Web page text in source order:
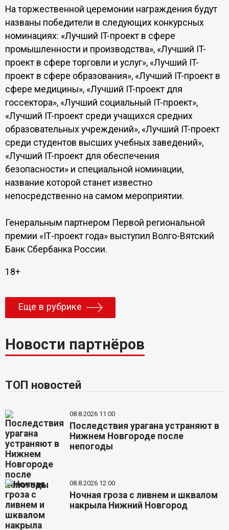
На торжественной церемонии награждения будут
названы победители в следующих конкурсных
номинациях: «Лучший IT-проект в сфере
промышленности и производства», «Лучший IT-
проект в сфере торговли и услуг», «Лучший IT-
проект в сфере образования», «Лучший IT-проект в
сфере медицины», «Лучший IT-проект для
госсектора», «Лучший социальный IT-проект»,
«Лучший IT-проект среди учащихся средних
образовательных учреждений», «Лучший IT-проект
среди студентов высших учебных заведений»,
«Лучший IT-проект для обеспечения
безопасности» и специальной номинации,
название которой станет известно
непосредственно на самом мероприятии.
Генеральным партнером Первой региональной
премии «IТ-проект года» выступил Волго-Вятский
Банк Сбербанка России.
18+
Еще в рубрике
Новости партнёров
ТОП новостей
08.8.2026 11:00
Последствия урагана устраняют в
Нижнем Новгороде после
непогоды
08.8.2026 12:00
Ночная гроза с ливнем и шквалом
накрыла Нижний Новгород